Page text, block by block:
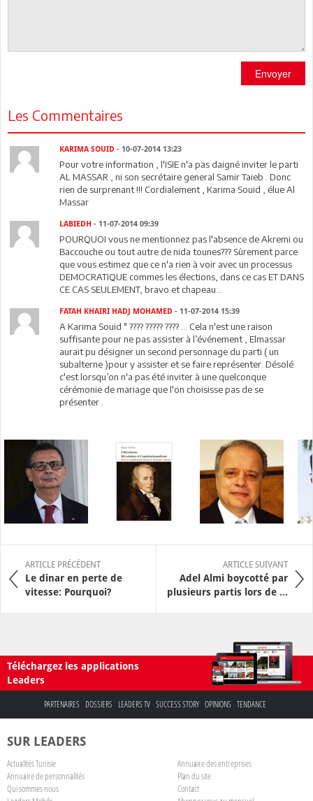
Envoyer
Les Commentaires
KARIMA SOUID- 10-07-2014 13:23
Pour votre information , l'ISIE n'a pas daigné inviter le parti
AL MASSAR , ni son secrétaire general Samir Taieb . Donc
rien de surprenant !!! Cordialement , Karima Souid , élue Al
Massar
LABIEDH - 11-07-2014 09:39
POURQUOI vous ne mentionnez pas l'absence de Akremi ou
Baccouche ou tout autre de nida tounes??? Sûrement parce
que vous estimez que ce n'a rien à voir avec un processus
DEMOCRATIQUE commes les élections, dans ce cas ET DANS
CE CAS SEULEMENT, bravo et chapeau...
FATAH KHAIRI HADJ MOHAMED - 11-07-2014 15:39
A Karima Souid " ???? ????? ???? ... Cela n'est une raison
suffisante pour ne pas assister à l’événement , Elmassar
aurait pu désigner un second personnage du parti ( un
subalterne )pour y assister et se faire représenter. Désolé
c'est lorsqu’on n'a pas été inviter à une quelconque
cérémonie de mariage que l'on choisisse pas de se
présenter .
ARTICLE PRÉCÉDENT
Le dinar en perte de
vitesse: Pourquoi?
ARTICLE SUIVANT
Adel Almi boycotté par
plusieurs partis lors de ...
Téléchargez les applications
Leaders
PARTENAIRES DOSSIERS LEADERS TV SUCCESS STORY OPINIONS TENDANCE
SUR LEADERS
Actualités Tunisie
Annuaire des entreprises
Annuaire de personnalités
Plan du site
Qui sommes nous
Contact